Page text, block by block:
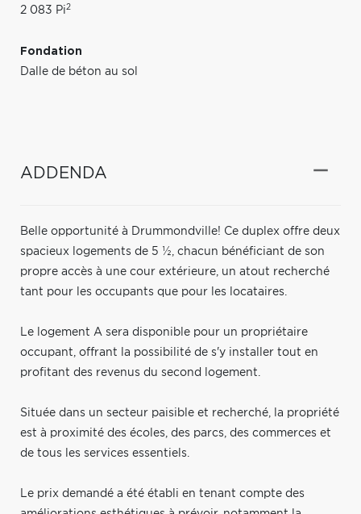
2 083 Pi2
Fondation
Dalle de béton au sol
ADDENDA
Belle opportunité à Drummondville! Ce duplex offre deux
spacieux logements de 5 ½, chacun bénéficiant de son
propre accès à une cour extérieure, un atout recherché
tant pour les occupants que pour les locataires.
Le logement A sera disponible pour un propriétaire
occupant, offrant la possibilité de s'y installer tout en
profitant des revenus du second logement.
Située dans un secteur paisible et recherché, la propriété
est à proximité des écoles, des parcs, des commerces et
de tous les services essentiels.
Le prix demandé a été établi en tenant compte des